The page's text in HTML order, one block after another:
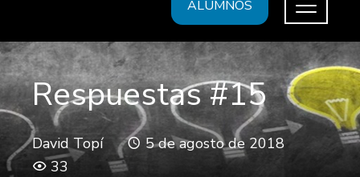
ALUMNOS
Respuestas #15
David Topí
5 de agosto de 2018
33